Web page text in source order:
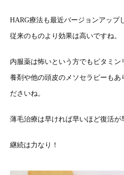
HARG療法も最近バージョンアップ
従来のものより効果は高いですね。
内服薬は怖いという方でもビタミ
養剤や他の頭皮のメソセラピーもあ
ださいね。
薄毛治療は早ければ早いほど復活が
継続は力なり！